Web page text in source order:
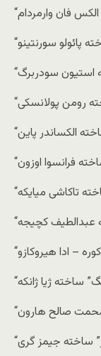
فان وارمردام
پائولو سورنتینو
استیون سودربرگ
رومن پولانسکی
الکساندر پاین
تاکاشی میایکه
عبدالطیف کچیجه
– ادا هیروکازو
ساخته ژیا ژانکه
صالح هارون
ساخته جیمز گری